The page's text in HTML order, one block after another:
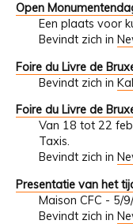
Open
Een plaats voor
Bevindt zich in
Foire du Livre de
Bevindt zich in
Foire du Livre de
Van 18 tot 22
Taxis.
Bevindt zich in
Presentatie van het
Maison CFC - 5/
Bevindt zich in